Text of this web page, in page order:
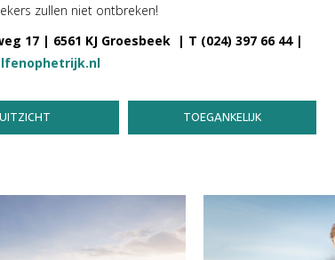
zullen niet ontbreken!
17 | 6561 KJ Groesbeek | T (024) 397 66 44 |
UITZICHT TOEGANKELIJK